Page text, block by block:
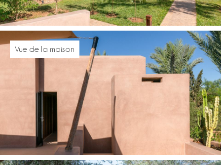
Vue de la maison